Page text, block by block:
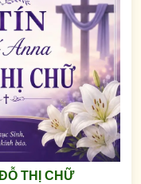
THỊ CHỮ